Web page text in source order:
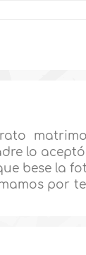
lo
bese la
por